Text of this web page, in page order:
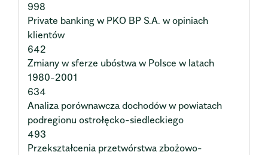
998
Private banking w PKO BP S.A. w opiniach
klientów
642
Zmiany w sferze ubóstwa w Polsce w latach
1980-2001
634
Analiza porównawcza dochodów w powiatach
podregionu ostrołęcko-siedleckiego
493
Przekształcenia przetwórstwa zbożowo-